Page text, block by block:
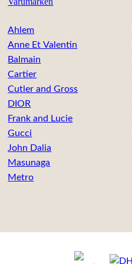
Ahlem
Anne Et Valentin
Balmain
Cartier
Cutler and Gross
DIOR
Frank and Lucie
Gucci
John Dalia
Masunaga
Metro